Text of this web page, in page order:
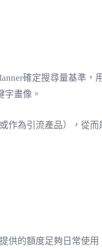
確定搜尋量基準，
畫像。
為引流產品），從
的額度足夠日常使